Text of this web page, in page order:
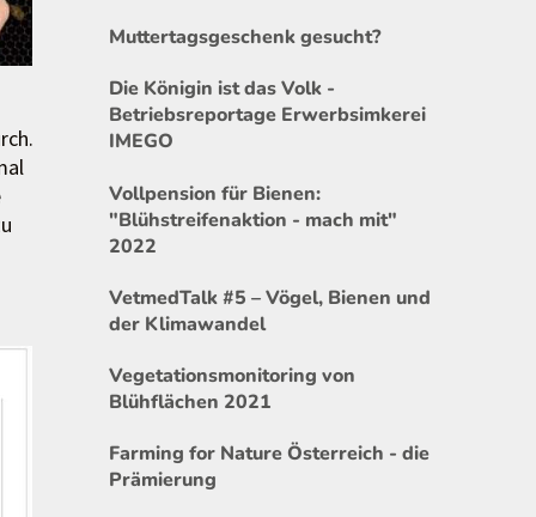
Muttertagsgeschenk gesucht?
Die Königin ist das Volk -
Betriebsreportage Erwerbsimkerei
IMEGO
Vollpension für Bienen:
"Blühstreifenaktion - mach mit"
2022
VetmedTalk #5 – Vögel, Bienen und
der Klimawandel
Vegetationsmonitoring von
Blühflächen 2021
Farming for Nature Österreich - die
Prämierung